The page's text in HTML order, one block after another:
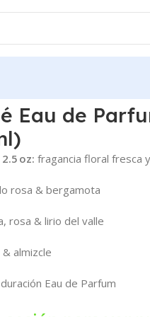
Eau de
oz: fragancia floral fresca
rosa & bergamota
rosa & lirio del valle
almizcle
Eau de Parfum